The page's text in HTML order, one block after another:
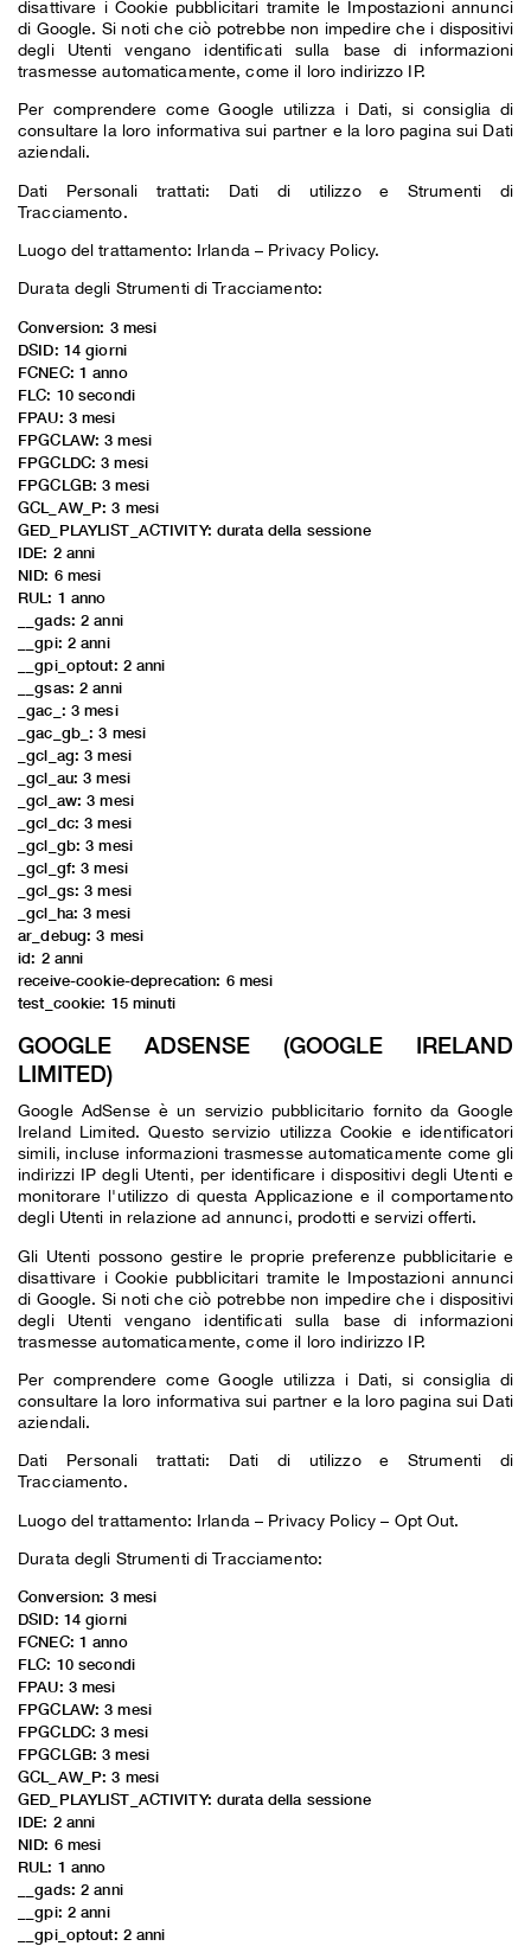
disattivare i Cookie pubblicitari tramite le Impostazioni annunci
di Google. Si noti che ciò potrebbe non impedire che i dispositivi
degli Utenti vengano identificati sulla base di informazioni
trasmesse automaticamente, come il loro indirizzo IP.
Per comprendere come Google utilizza i Dati, si consiglia di
consultare la loro informativa sui partner e la loro pagina sui Dati
aziendali.
Dati Personali trattati: Dati di utilizzo e Strumenti di
Tracciamento.
Luogo del trattamento: Irlanda – Privacy Policy.
Durata degli Strumenti di Tracciamento:
Conversion: 3 mesi
DSID: 14 giorni
FCNEC: 1 anno
FLC: 10 secondi
FPAU: 3 mesi
FPGCLAW: 3 mesi
FPGCLDC: 3 mesi
FPGCLGB: 3 mesi
GCL_AW_P: 3 mesi
GED_PLAYLIST_ACTIVITY: durata della sessione
IDE: 2 anni
NID: 6 mesi
RUL: 1 anno
__gads: 2 anni
__gpi: 2 anni
__gpi_optout: 2 anni
__gsas: 2 anni
_gac_ : 3 mesi
_gac_gb_: 3 mesi
_gcl_ag: 3 mesi
_gcl_au: 3 mesi
_gcl_aw: 3 mesi
_gcl_dc: 3 mesi
_gcl_gb: 3 mesi
_gcl_gf: 3 mesi
_gcl_gs: 3 mesi
_gcl_ha: 3 mesi
ar_debug: 3 mesi
id: 2 anni
receive-cookie-deprecation: 6 mesi
test_cookie: 15 minuti
GOOGLE ADSENSE (GOOGLE IRELAND
LIMITED)
Google AdSense è un servizio pubblicitario fornito da Google
Ireland Limited. Questo servizio utilizza Cookie e identificatori
simili, incluse informazioni trasmesse automaticamente come gli
indirizzi IP degli Utenti, per identificare i dispositivi degli Utenti e
monitorare l'utilizzo di questa Applicazione e il comportamento
degli Utenti in relazione ad annunci, prodotti e servizi offerti.
Gli Utenti possono gestire le proprie preferenze pubblicitarie e
disattivare i Cookie pubblicitari tramite le Impostazioni annunci
di Google. Si noti che ciò potrebbe non impedire che i dispositivi
degli Utenti vengano identificati sulla base di informazioni
trasmesse automaticamente, come il loro indirizzo IP.
Per comprendere come Google utilizza i Dati, si consiglia di
consultare la loro informativa sui partner e la loro pagina sui Dati
aziendali.
Dati Personali trattati: Dati di utilizzo e Strumenti di
Tracciamento.
Luogo del trattamento: Irlanda – Privacy Policy – Opt Out.
Durata degli Strumenti di Tracciamento:
Conversion: 3 mesi
DSID: 14 giorni
FCNEC: 1 anno
FLC: 10 secondi
FPAU: 3 mesi
FPGCLAW: 3 mesi
FPGCLDC: 3 mesi
FPGCLGB: 3 mesi
GCL_AW_P: 3 mesi
GED_PLAYLIST_ACTIVITY: durata della sessione
IDE: 2 anni
NID: 6 mesi
RUL: 1 anno
__gads: 2 anni
__gpi: 2 anni
__gpi_optout: 2 anni